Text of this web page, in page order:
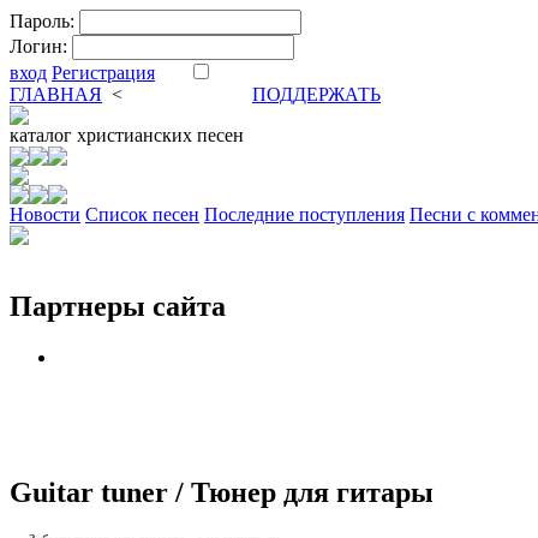
Пароль:
Логин:
вход Регистрация
ГЛАВНАЯ <
ПОДДЕРЖАТЬ
каталог христианских песен
Новости Cписок песен Последние поступления Песни с
Партнеры сайта
Guitar tuner / Тюнер для гитары